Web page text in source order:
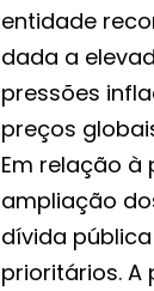
entidade
dada a
pressões
preços
Em relação à
ampliação
dívida
prioritários.